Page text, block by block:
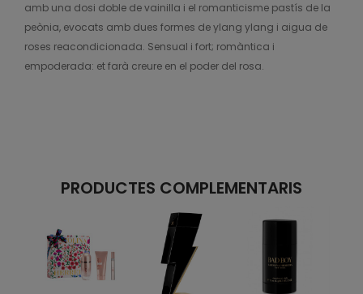
amb una dosi doble de vainilla i el romanticisme pastís de la
peònia, evocats amb dues formes de ylang ylang i aigua de
roses reacondicionada. Sensual i fort; romàntica i
empoderada: et farà creure en el poder del rosa.
PRODUCTES COMPLEMENTARIS